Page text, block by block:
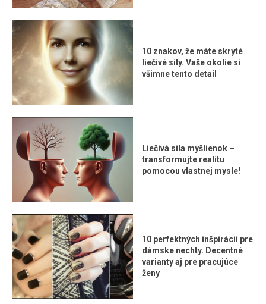
10 znakov, že máte skryté
liečivé sily. Vaše okolie si
všimne tento detail
Liečivá sila myšlienok –
transformujte realitu
pomocou vlastnej mysle!
10 perfektných inšpirácií pre
dámske nechty. Decentné
varianty aj pre pracujúce
ženy